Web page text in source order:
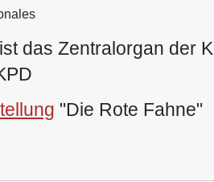
das Zentralorgan der
"Die Rote Fahne"